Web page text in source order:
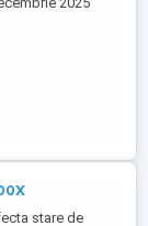
Nu raspund
plus sau minus
stare de